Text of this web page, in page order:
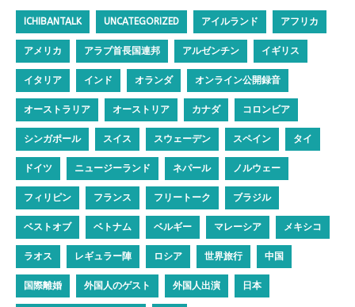
ICHIBANTALK UNCATEGORIZED アイルランド アフリカ
アメリカ アラブ首長国連邦 アルゼンチン イギリス
イタリア インド オランダ オンライン公開録音
オーストラリア オーストリア カナダ コロンビア
シンガポール スイス スウェーデン スペイン タイ
ドイツ ニュージーランド ネパール ノルウェー
フィリピン フランス フリートーク ブラジル
ベストオブ ベトナム ベルギー マレーシア メキシコ
ラオス レギュラー陣 ロシア 世界旅行 中国
国際離婚 外国人のゲスト 外国人出演 日本